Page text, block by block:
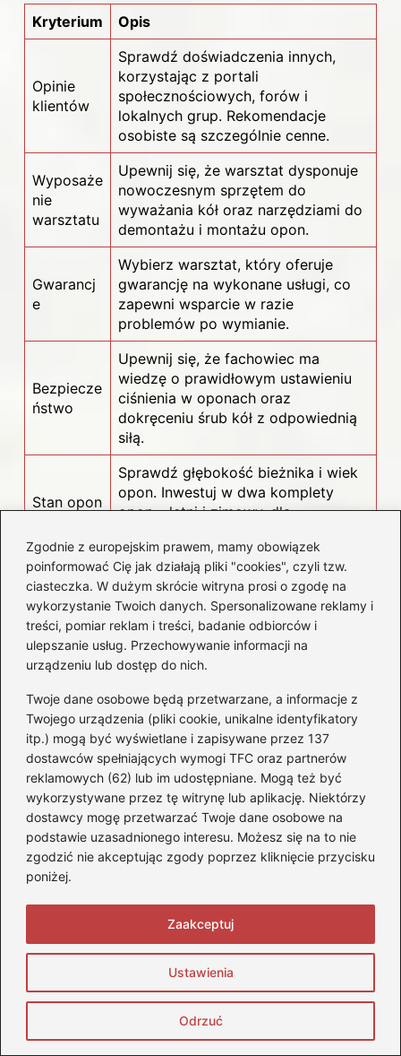
Zgodnie z europejskim prawem, mamy obowiązek
poinformować Cię jak działają pliki "cookies", czyli tzw.
ciasteczka. W dużym skrócie witryna prosi o zgodę na
wykorzystanie Twoich danych. Spersonalizowane reklamy i
treści, pomiar reklam i treści, badanie odbiorców i
ulepszanie usług. Przechowywanie informacji na
urządzeniu lub dostęp do nich.
Twoje dane osobowe będą przetwarzane, a informacje z
Twojego urządzenia (pliki cookie, unikalne identyfikatory
itp.) mogą być wyświetlane i zapisywane przez 137
dostawców spełniających wymogi TFC oraz partnerów
reklamowych (62) lub im udostępniane. Mogą też być
wykorzystywane przez tę witrynę lub aplikację. Niektórzy
dostawcy mogę przetwarzać Twoje dane osobowe na
podstawie uzasadnionego interesu. Możesz się na to nie
zgodzić nie akceptując zgody poprzez kliknięcie przycisku
poniżej.
Ustawienia
Odrzuć
Zaakceptuj
Kryterium Opis
Opinie
klientów
Sprawdź doświadczenia innych,
korzystając z portali
społecznościowych, forów i
lokalnych grup. Rekomendacje
osobiste są szczególnie cenne.
Wyposaże
nie
warsztatu
Upewnij się, że warsztat dysponuje
nowoczesnym sprzętem do
wyważania kół oraz narzędziami do
demontażu i montażu opon.
Gwarancj
e
Wybierz warsztat, który oferuje
gwarancję na wykonane usługi, co
zapewni wsparcie w razie
problemów po wymianie.
Bezpiecze
ństwo
Upewnij się, że fachowiec ma
wiedzę o prawidłowym ustawieniu
ciśnienia w oponach oraz
dokręceniu śrub kół z odpowiednią
siłą.
Stan opon
Sprawdź głębokość bieżnika i wiek
opon. Inwestuj w dwa komplety
opon – letni i zimowy, dla
Czy wiesz, że opony mają datę ważności?
Nawet jeśli bieżnik wygląda na dobry,
opony powinny być wymieniane co
najmniej co sześć do dziesięciu lat,
wykonane, mogą tracić swoje właściwości
w wyniku działania promieni UV i
temperatury.
Źródła:
https://kiawiarnia.pl/poradnik-kiedy-i-gdzie-najlepiej-
zmienic-opony-na-zimowe/
https://kioskpolis.pl/jaki-jest-koszt-wymiany-opon-w-
aucie-oraz-gdzie-mozemy-to-zrobic/
https://shadow.org.pl/forum/viewtopic.php?t=19806
https://wroclaw.eska.pl/kiedy-zmienic-opony-z-letnich-